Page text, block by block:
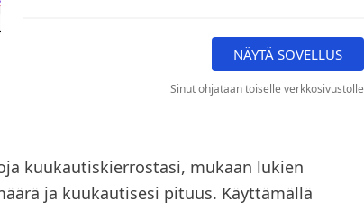
NÄYTÄ SOVELLUS
Sinut ohjataan toiselle verkkosivustolle
kuukautiskierrostasi, mukaan lukien
ja kuukautisesi pituus. Käyttämällä